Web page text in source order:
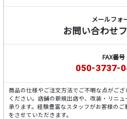
メールフォ
お問い合わせ
FAX番号
050-3737-
商品の仕様やご注文方法でご不明な点がご
ください。店舗の新規出店や、改装・リニ
承ります。経験豊富なスタッフがお客様の
をさせていただきます。